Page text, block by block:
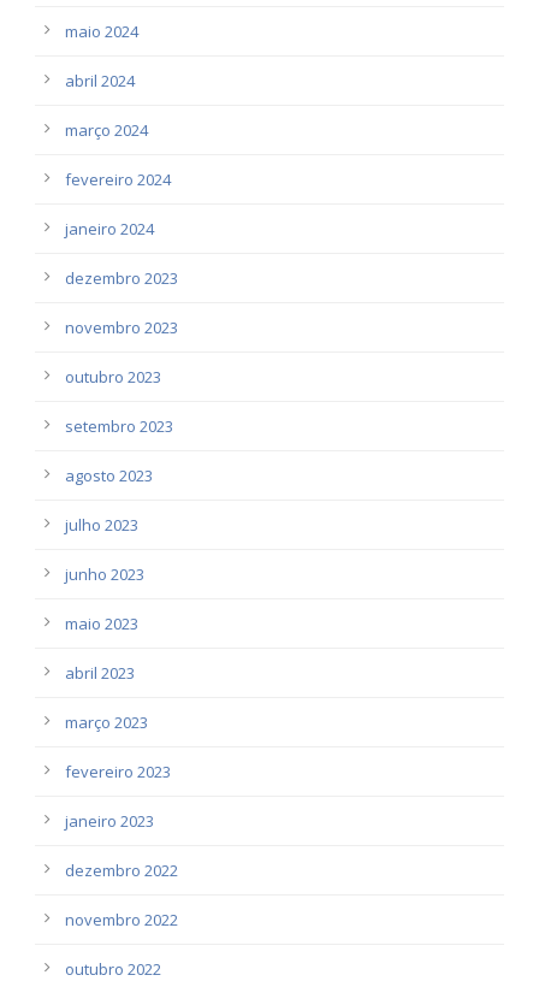
maio 2024
abril 2024
março 2024
fevereiro 2024
janeiro 2024
dezembro 2023
novembro 2023
outubro 2023
setembro 2023
agosto 2023
julho 2023
junho 2023
maio 2023
abril 2023
março 2023
fevereiro 2023
janeiro 2023
dezembro 2022
novembro 2022
outubro 2022